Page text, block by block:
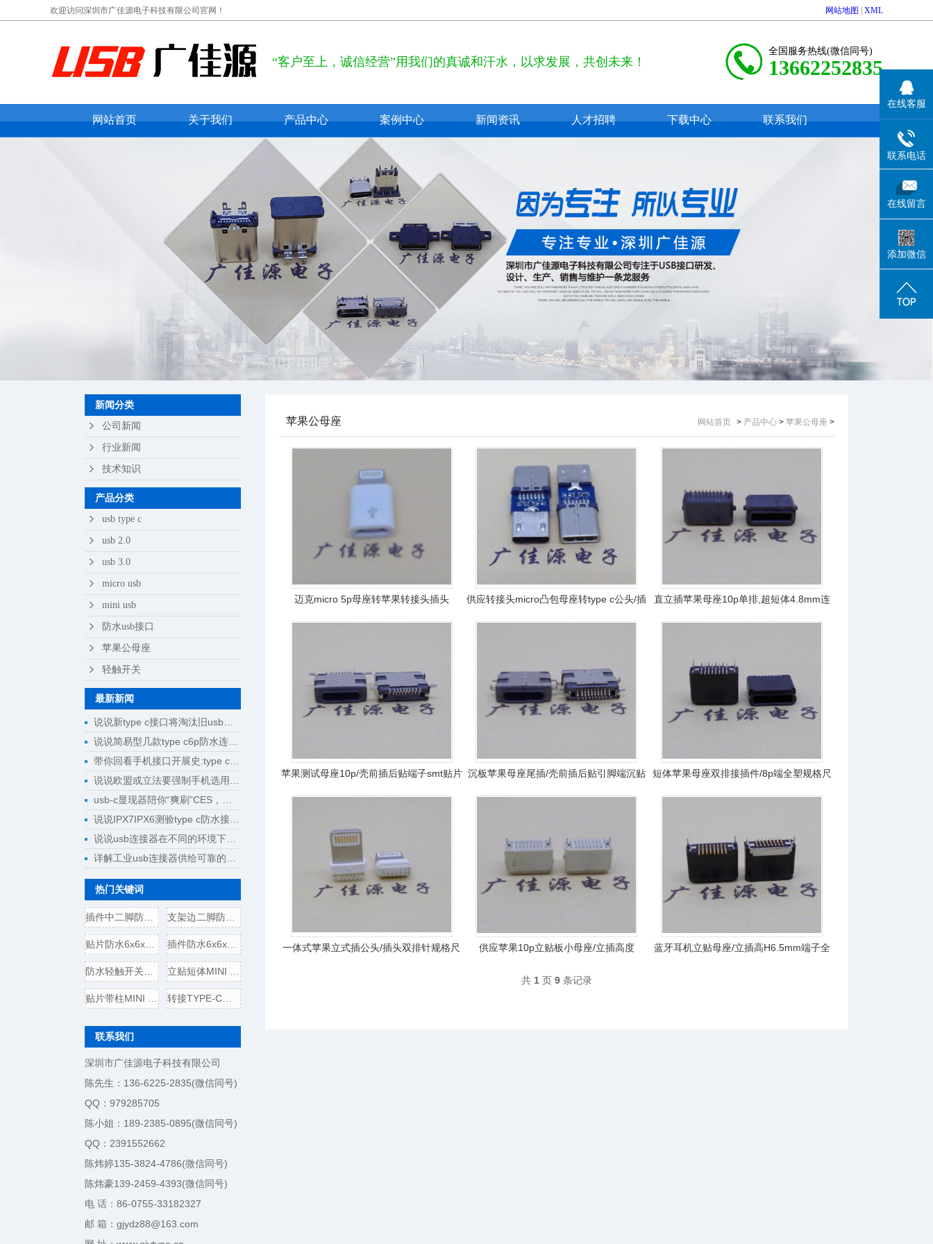
欢迎访问深圳市广佳源电子科技有限公司官网！ 网站地图 XML
“客户至上，诚信经营”用我们的真诚和汗水，以求发展，共创未来！
全国服务热线(微信同号)
13662252835
网站首页 关于我们
联系我们
在线留言
产品中心
usb 2.0
usb 3.0
micro usb
mini usb
防水usb接口
苹果公母座
轻触开关
案例中心 新闻资讯
技术知识
人才招聘 下载中心 联系我们
在线客服
联系电话
在线留言
添加微信
新闻分类
公司新闻
行业新闻
技术知识
产品分类
usb type c
usb 2.0
usb 3.0
micro usb
mini usb
防水usb接口
苹果公母座
轻触开关
最新新闻
热门关键词
联系我们
深圳市广佳源电子科技有限公司
陈先生：136-6225-2835(微信同号)
QQ：979285705
陈小姐：189-2385-0895(微信同号)
QQ：2391552662
陈炜婷135-3824-4786(微信同号)
陈炜豪139-2459-4393(微信同号)
电 话：86-0755-33182327
邮 箱：gjydz88@163.com
苹果公母座 网站首页 > 产品中心 > 苹果公母座 >
迈克micro 5p母座转苹果转接头插头
供应转接头micro凸包母座转type c公头/插
头
直立插苹果母座10p单排,超短体4.8mm连
接器接口
苹果测试母座10p/壳前插后贴端子smt贴片
卷带
沉板苹果母座尾插/壳前插后贴引脚端沉贴
片usb连接器
短体苹果母座双排接插件/8p端全塑规格尺
寸
一体式苹果立式插公头/插头双排针规格尺
供应苹果10p立贴板小母座/立插高度
蓝牙耳机立贴母座/立插高H6.5mm端子全
共 1 页 9 条记录